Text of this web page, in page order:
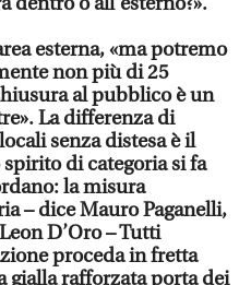
esterna, «ma potremo
non più di 25
al pubblico è un
La differenza di
senza distesa è il
di categoria si fa
la misura
– dice Mauro Paganelli,
D’Oro – Tutti
proceda in fretta
gialla rafforzata porta dei